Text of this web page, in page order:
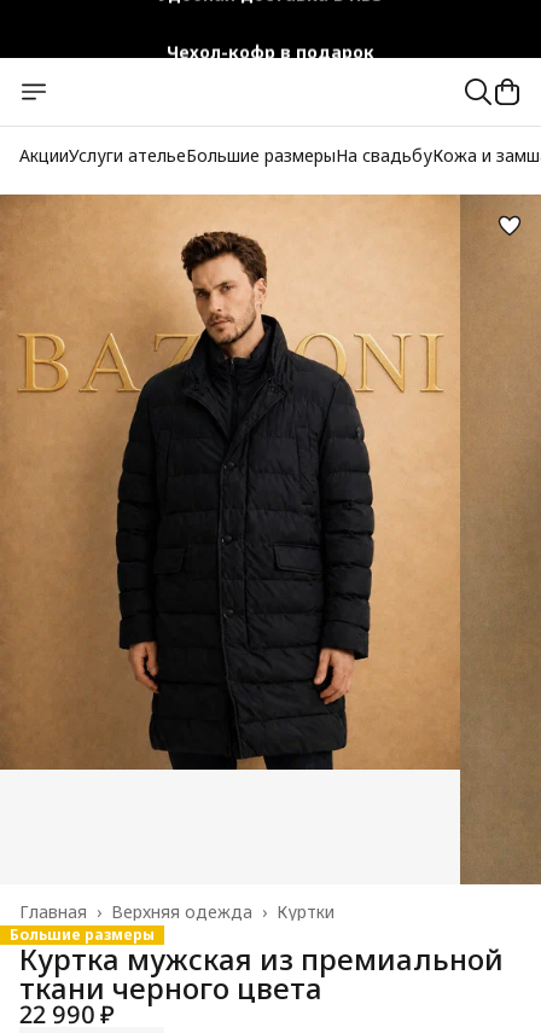
Бесплатная доставка при заказе от 10 000 руб.
АкцииУслуги ательеБольшие размерыНа свадьбуКожа и
Куртки
Верхняя одежда ›
Главная ›
Большие размеры
Куртка мужская из премиальной
ткани черного цвета
22 990 ₽